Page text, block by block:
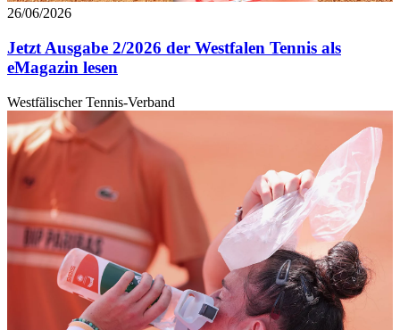
26/06/2026
Jetzt Ausgabe 2/2026 der Westfalen Tennis als
eMagazin lesen
Westfälischer Tennis-Verband